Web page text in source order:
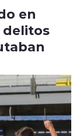
en
delitos